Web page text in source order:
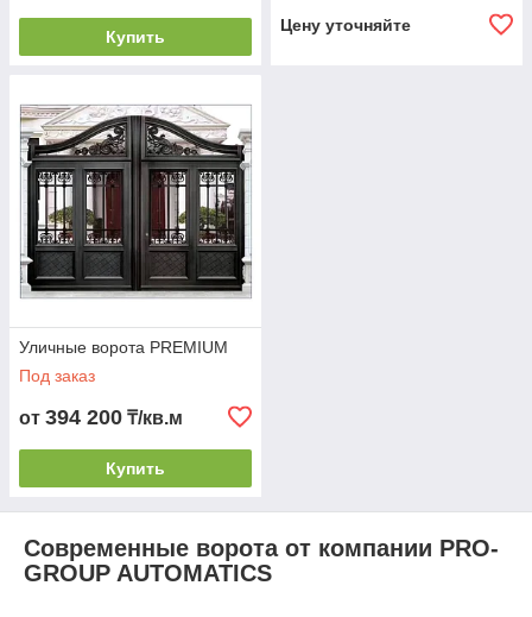
Купить
Цену уточняйте
Уличные ворота PREMIUM
Под заказ
от 394 200 ₸/кв.м
Купить
Современные ворота от компании PRO-
GROUP AUTOMATICS